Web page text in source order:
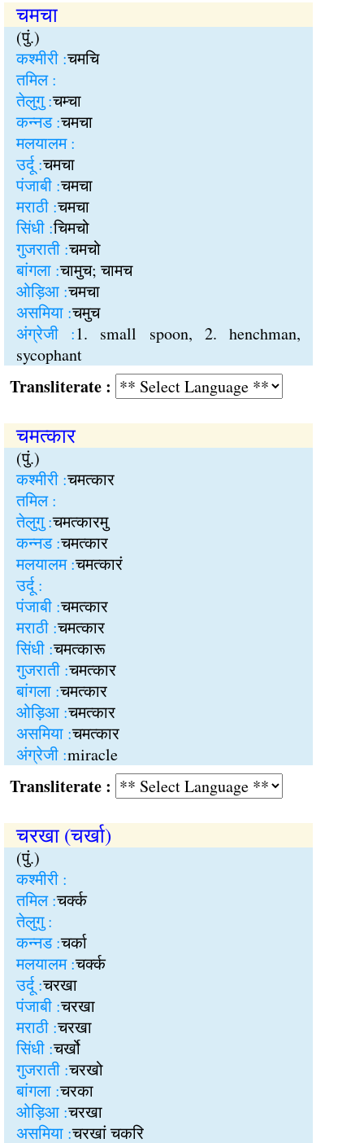
चमचा
(पुं.)
कश्मीरी :चमचि
तमिल :
तेलुगु :चम्चा
कन्नड :चमचा
मलयालम :
उर्दू :चमचा
पंजाबी :चमचा
मराठी :चमचा
सिंधी :चिमचो
गुजराती :चमचो
बांगला :चामुच; चामच
ओड़िआ :चमचा
असमिया :चमुच
अंग्रेजी :1. small spoon, 2. henchman,
sycophant
:
चमत्कार
(पुं.)
कश्मीरी :चमत्कार
तमिल :
तेलुगु :चमत्कारमु
कन्नड :चमत्कार
मलयालम :चमत्कारं
उर्दू :
पंजाबी :चमत्कार
मराठी :चमत्कार
सिंधी :चमत्कारू
गुजराती :चमत्कार
बांगला :चमत्कार
ओड़िआ :चमत्कार
असमिया :चमत्कार
अंग्रेजी :miracle
:
चरखा (चर्खा)
(पुं.)
कश्मीरी :
तमिल :चर्क्क
तेलुगु :
कन्नड :चर्का
मलयालम :चर्क्क
उर्दू :चरखा
पंजाबी :चरखा
मराठी :चरखा
सिंधी :चर्खो
गुजराती :चरखो
बांगला :चरका
ओड़िआ :चरखा
असमिया :चरखां चकरि